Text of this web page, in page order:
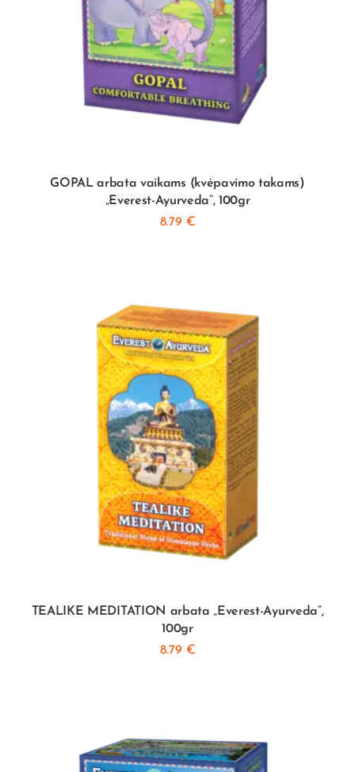
GOPAL arbata vaikams (kvėpavimo takams)
„Everest-Ayurveda”, 100gr
8.79 €
TEALIKE MEDITATION arbata „Everest-Ayurveda”,
100gr
8.79 €